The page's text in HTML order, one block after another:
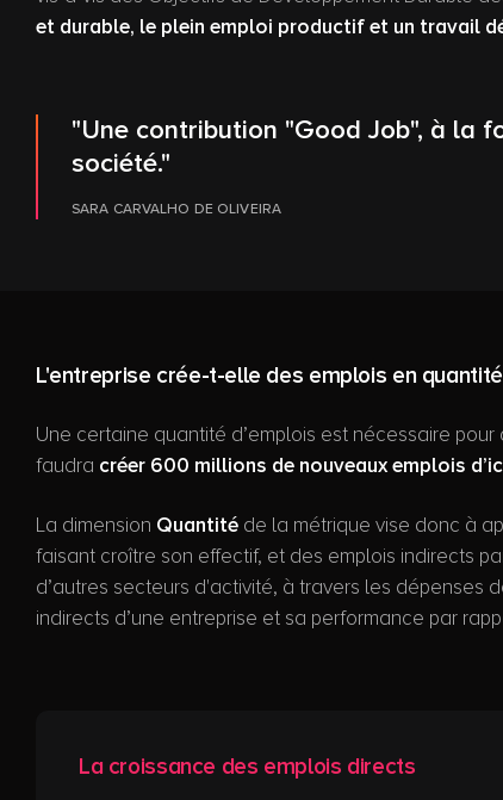
et durable, le plein emploi productif et un travail
"Une contribution "Good Job", à la
société."
SARA CARVALHO DE OLIVEIRA
L'entreprise crée-t-elle des emplois en
Une certaine quantité d’emplois est nécessaire
faudra créer 600 millions de nouveaux emplois
La dimension Quantité de la métrique vise donc à
faisant croître son effectif, et des emplois indirects
d’autres secteurs d'activité, à travers les dépenses
indirects d’une entreprise et sa performance par
La croissance des emplois directs